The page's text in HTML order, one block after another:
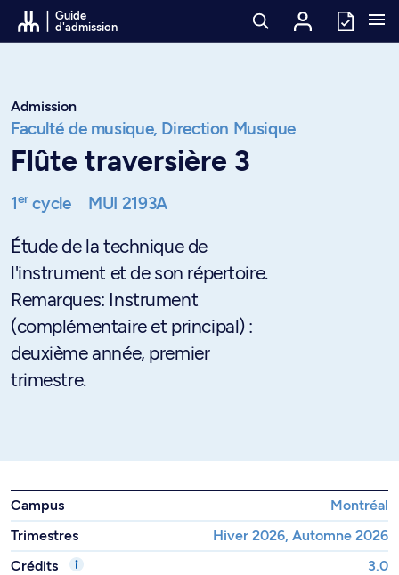
Passer au contenu
Guide
d'admission
Admission
Faculté de musique, Direction Musique
Flûte traversière 3
1ercycle MUI 2193A
Étude de la technique de
l'instrument et de son répertoire.
Remarques: Instrument
(complémentaire et principal) :
deuxième année, premier
trimestre.
Campus
Montréal
Trimestres
Hiver 2026, Automne 2026
Crédits
3.0